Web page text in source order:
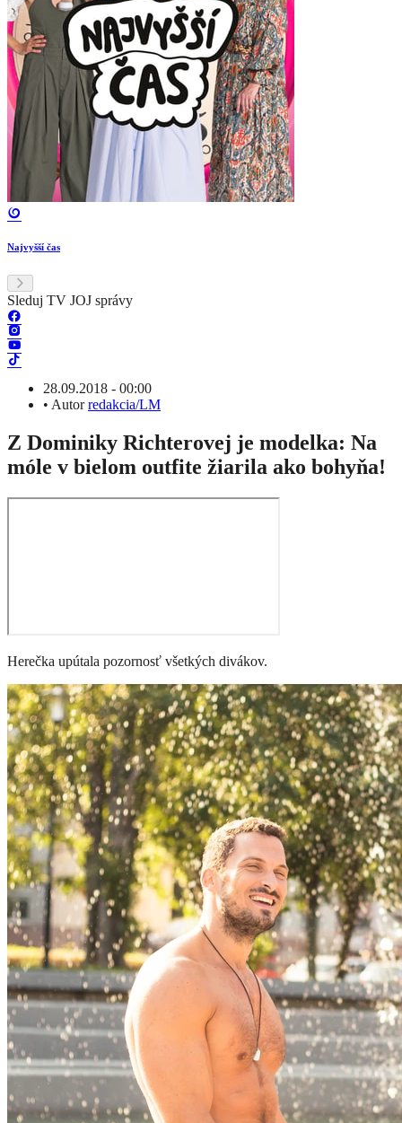
Najvyšší čas
Sleduj TV JOJ správy
28.09.2018 - 00:00
• Autorredakcia/LM
Z Dominiky Richterovej je modelka: Na
móle v bielom outfite žiarila ako bohyňa!
Herečka upútala pozornosť všetkých divákov.